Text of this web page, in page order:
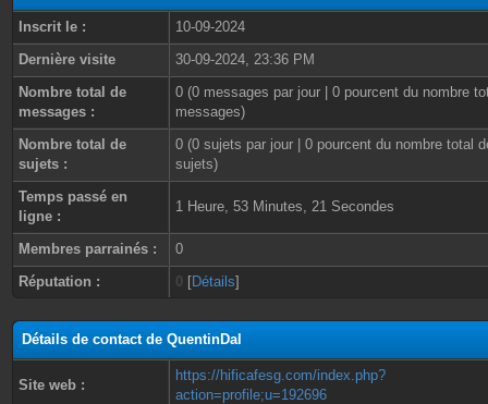
Inscrit le :
10-09-2024
Dernière visite
30-09-2024, 23:36 PM
Nombre total de
messages :
0 (0 messages par jour | 0 pourcent du nombre
messages)
Nombre total de
sujets :
0 (0 sujets par jour | 0 pourcent du nombre total
sujets)
Temps passé en
ligne :
1 Heure, 53 Minutes, 21 Secondes
Membres parrainés :
0
Réputation :
0 [Détails]
Détails de contact de QuentinDal
Site web :
https://hificafesg.com/index.php?
action=profile;u=192696